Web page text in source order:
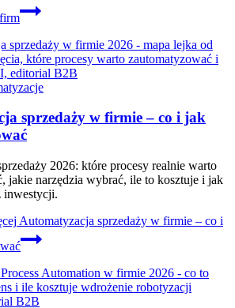
sprzedaży w firmie – co i jak
2026: które procesy realnie warto
jakie narzędzia wybrać, ile to kosztuje i jak
inwestycji.
Automatyzacja sprzedaży w firmie – co i